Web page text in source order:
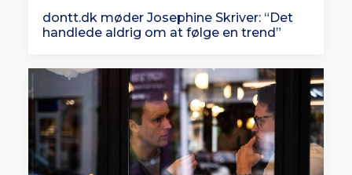
dontt.dk møder Josephine Skriver: “Det
handlede aldrig om at følge en trend”